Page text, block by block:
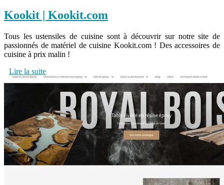
Kookit | Kookit.com
Tous les ustensiles de cuisine sont à découvrir sur notre site de
passionnés de matériel de cuisine Kookit.com ! Des accessoires de
cuisine à prix malin !
Lire la suite